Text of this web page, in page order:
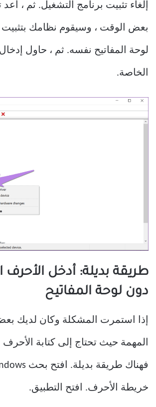
إلغاء تثبيت برنامج التشغيل. ثم ،
بعض الوقت ، وسيقوم نظامك بتثبيت
لوحة المفاتيح نفسه. ثم ، حاول
الخاصة.
طريقة بديلة: أدخل الأحرف
دون لوحة المفاتيح
إذا استمرت المشكلة وكان لديك
المهمة حيث تحتاج إلى كتابة الأحرف
خريطة الأحرف. افتح التطبيق.